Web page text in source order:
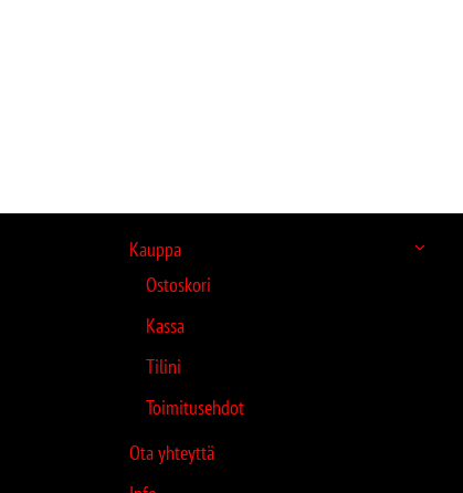
Kauppa
Ostoskori
Kassa
Tilini
Toimitusehdot
Ota yhteyttä